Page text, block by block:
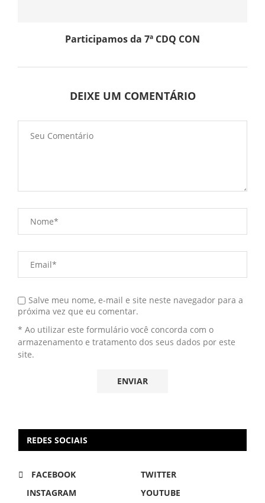
Participamos da 7ª CDQ CON
DEIXE UM COMENTÁRIO
Salve meu nome, e-mail e site neste navegador para a
próxima vez que eu comentar.
* Ao utilizar este formulário você concorda com o
armazenamento e tratamento dos seus dados por este
site.
REDES SOCIAIS
FACEBOOK
TWITTER
INSTAGRAM
YOUTUBE